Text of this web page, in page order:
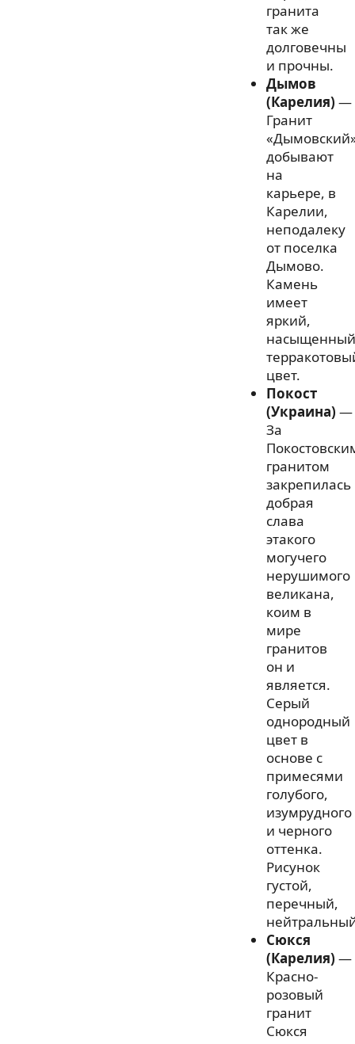
гранита
так же
долговечны
и прочны.
Дымов
(Карелия) —
Гранит
добывают
на
карьере, в
Карелии,
неподалеку
от поселка
Дымово.
Камень
имеет
яркий,
насыщенный
цвет.
Покост
(Украина) —
За
гранитом
закрепилась
добрая
слава
этакого
могучего
нерушимого
великана,
коим в
мире
гранитов
он и
является.
Серый
однородный
цвет в
основе с
примесями
голубого,
изумрудного
и черного
оттенка.
Рисунок
густой,
перечный,
Сюкся
(Карелия) —
Красно-
розовый
гранит
Сюкся